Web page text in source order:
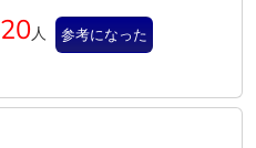
20人 参考になった